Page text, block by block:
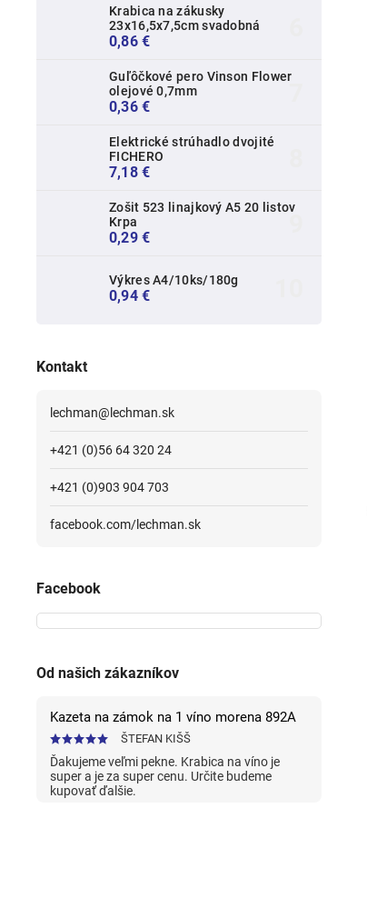
Krabica na zákusky
23x16,5x7,5cm svadobná
0,86 €
Guľôčkové pero Vinson Flower
olejové 0,7mm
0,36 €
Elektrické strúhadlo dvojité
FICHERO
7,18 €
Zošit 523 linajkový A5 20 listov
Krpa
0,29 €
Výkres A4/10ks/180g
0,94 €
Kontakt
lechman@ lechman.sk
+421 (0)56 64 320 24
+421 (0)903 904 703
facebook.com/lechman.sk
Facebook
Od našich zákazníkov
Kazeta na zámok na 1 víno morena 892A
ŠTEFAN KIŠŠ
Ďakujeme veľmi pekne. Krabica na víno je
super a je za super cenu. Určite budeme
kupovať ďalšie.